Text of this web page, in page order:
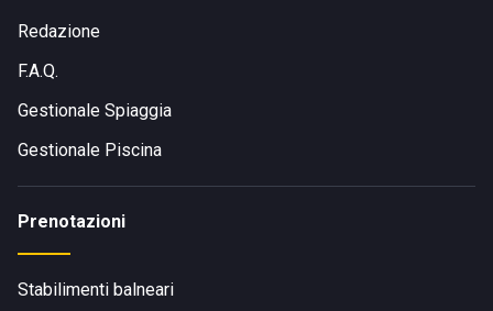
Redazione
F.A.Q.
Gestionale Spiaggia
Gestionale Piscina
Prenotazioni
Stabilimenti balneari